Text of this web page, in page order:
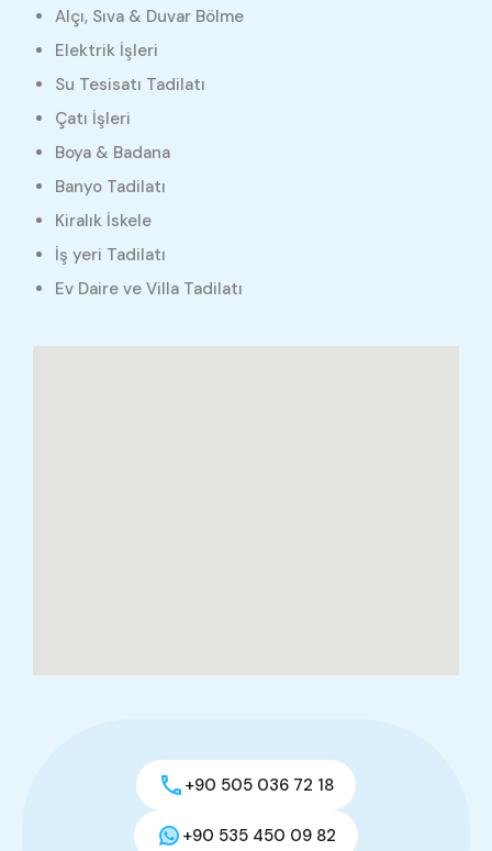
Alçı, Sıva & Duvar Bölme
Elektrik İşleri
Su Tesisatı Tadilatı
Çatı İşleri
Boya & Badana
Banyo Tadilatı
Kiralık İskele
İş yeri Tadilatı
Ev Daire ve Villa Tadilatı
+90 505 036 72 18
+90 535 450 09 82